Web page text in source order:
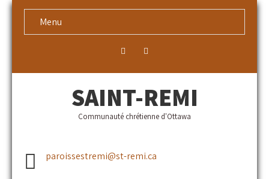
Menu
SAINT-REMI
Communauté chrétienne d'Ottawa
paroissestremi@st-remi.ca